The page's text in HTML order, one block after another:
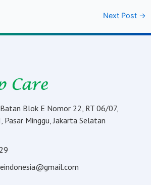
Next Post →
Blok E Nomor 22, RT 06/07,
Pasar Minggu, Jakarta Selatan